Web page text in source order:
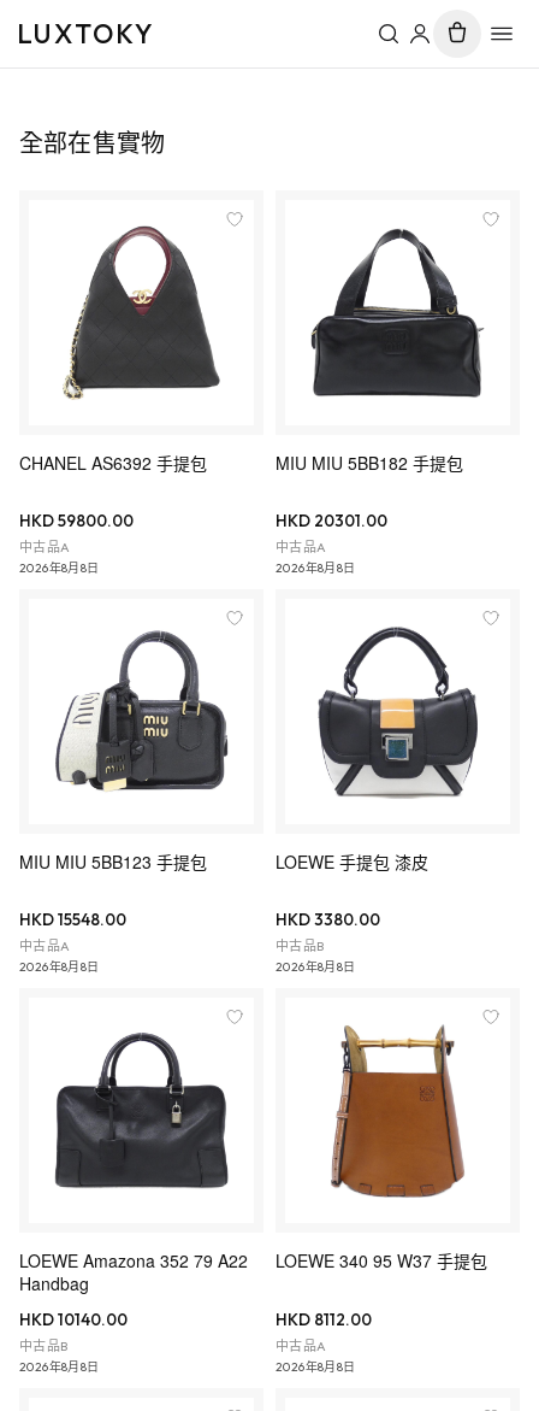
LUXTOKY
全部在售實物
CHANEL AS6392 手提包
HKD 59800.00
中古品A
2026年8月8日
MIU MIU 5BB182 手提包
HKD 20301.00
中古品A
2026年8月8日
MIU MIU 5BB123 手提包
HKD 15548.00
中古品A
2026年8月8日
LOEWE 手提包 漆皮
HKD 3380.00
中古品B
2026年8月8日
LOEWE Amazona 352 79 A22
Handbag
HKD 10140.00
中古品B
2026年8月8日
LOEWE 340 95 W37 手提包
HKD 8112.00
中古品A
2026年8月8日